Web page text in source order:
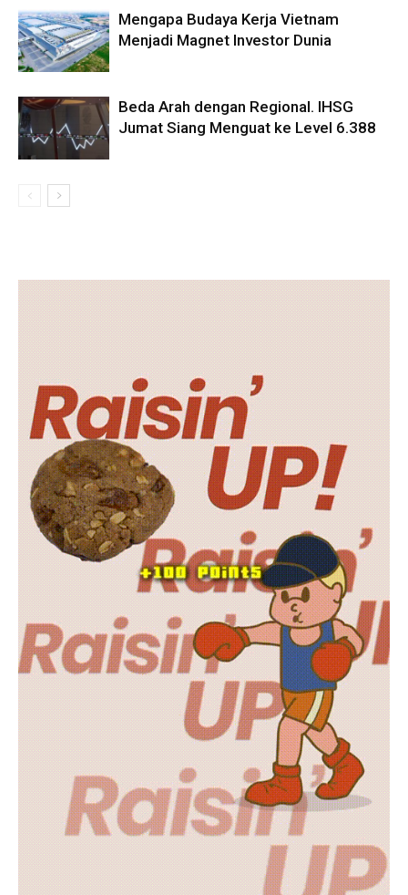
Mengapa Budaya Kerja Vietnam
Menjadi Magnet Investor Dunia
Beda Arah dengan Regional. IHSG
Jumat Siang Menguat ke Level 6.388